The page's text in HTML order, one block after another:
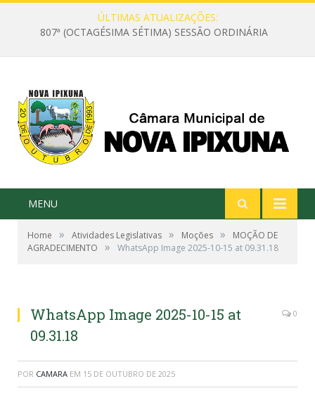
ÚLTIMAS ATUALIZAÇÕES:
807ª (OCTAGÉSIMA SÉTIMA) SESSÃO ORDINÁRIA
MENU
Home » Atividades Legislativas » Moções »
MOÇÃO DE
AGRADECIMENTO
» WhatsApp Image 2025-10-15 at 09.31.18
WhatsApp Image 2025-10-15 at
09.31.18
0
POR CAMARA EM 15 DE OUTUBRO DE 2025